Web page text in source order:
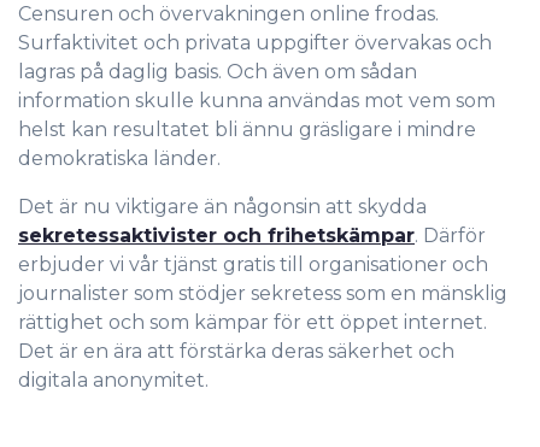
Censuren och övervakningen online frodas.
Surfaktivitet och privata uppgifter övervakas och
lagras på daglig basis. Och även om sådan
information skulle kunna användas mot vem som
helst kan resultatet bli ännu gräsligare i mindre
demokratiska länder.
Det är nu viktigare än någonsin att skydda
sekretessaktivister och frihetskämpar. Därför
erbjuder vi vår tjänst gratis till organisationer och
journalister som stödjer sekretess som en mänsklig
rättighet och som kämpar för ett öppet internet.
Det är en ära att förstärka deras säkerhet och
digitala anonymitet.